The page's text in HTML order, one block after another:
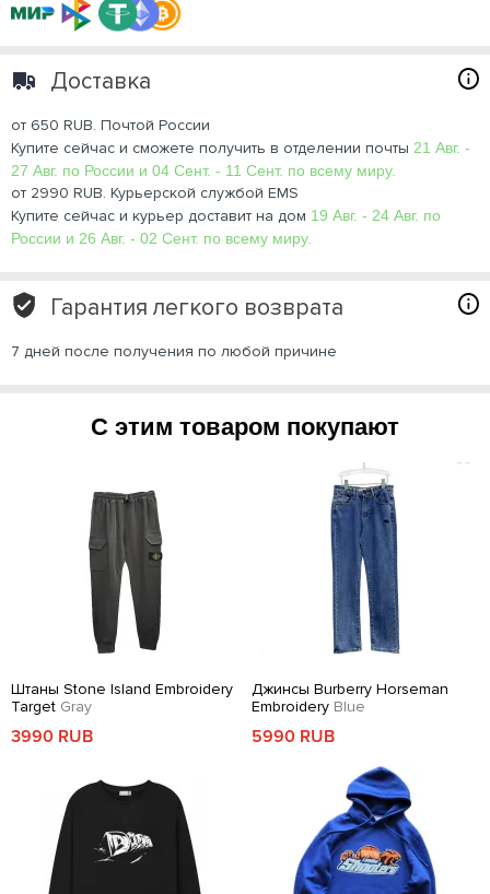
Доставка
от 650 RUB. Почтой России
Купите сейчас и сможете получить в отделении почты 21 Авг. -
27 Авг. по России и 04 Сент. - 11 Сент. по всему миру.
от 2990 RUB. Курьерской службой EMS
Купите сейчас и курьер доставит на дом 19 Авг. - 24 Авг. по
России и 26 Авг. - 02 Сент. по всему миру.
Гарантия легкого возврата
7 дней после получения по любой причине
С этим товаром покупают
Штаны Stone Island Embroidery
Target Gray
3990 RUB
Джинсы Burberry Horseman
Embroidery Blue
5990 RUB